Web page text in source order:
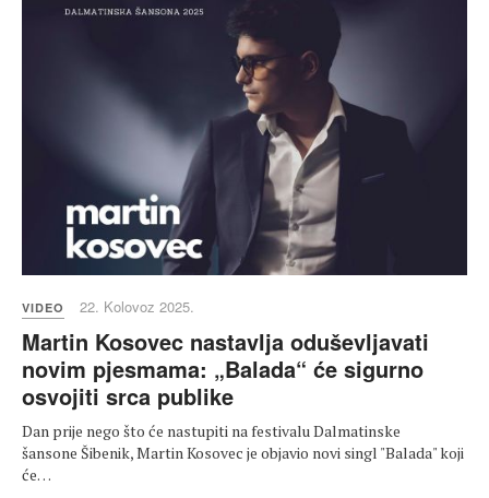
VIDEO 22. Kolovoz 2025.
Martin Kosovec nastavlja oduševljavati
novim pjesmama: „Balada“ će sigurno
osvojiti srca publike
Dan prije nego što će nastupiti na festivalu Dalmatinske
šansone Šibenik, Martin Kosovec je objavio novi singl "Balada" koji
će…